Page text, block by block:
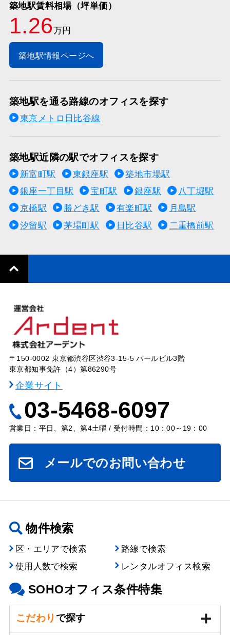
築地駅賃料相場（坪単価）
1.26万円
築地駅情報ページへ
築地駅を通る路線のオフィスを探す
東京メトロ日比谷線
築地駅近隣の駅でオフィスを探す
新富町駅 東銀座駅
築地市場駅
銀座一丁目駅
宝町駅 銀座駅
八丁堀駅
京橋駅
勝どき駅 有楽町駅
月島駅
汐留駅
茅場町駅 日比谷駅 二重橋前駅
〒150-0002 東京都渋谷区渋谷3-15-5 パールビル3階
東京都知事免許（4）第86290号
企業サイト
03-5468-6097
営業日：平日、第2、第4土曜 / 受付時間：10：00～19：00
メールでのお問い合わせ
物件検索
区・エリアで検索
路線で検索
使用人数で検索
レンタルオフィス検索
SOHOオフィス条件特集
こだわり で探す